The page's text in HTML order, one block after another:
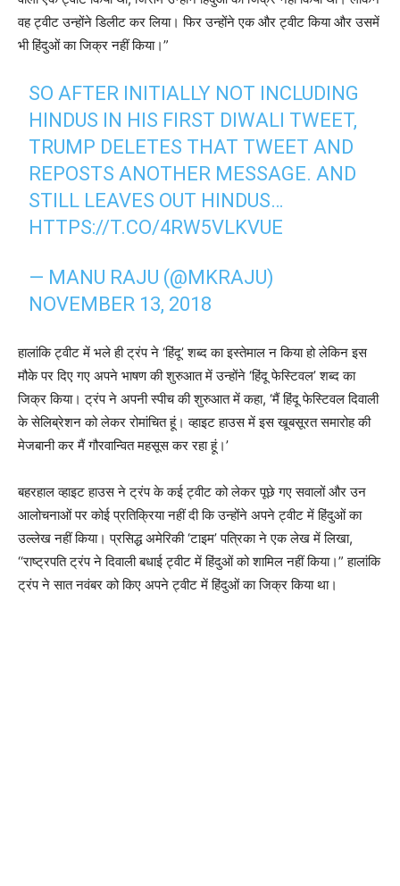
वह ट्वीट उन्होंने डिलीट कर लिया। फिर उन्होंने एक और ट्वीट किया और उसमें
भी हिंदुओं का जिक्र नहीं किया।”
SO AFTER INITIALLY NOT INCLUDING
HINDUS IN HIS FIRST DIWALI TWEET,
TRUMP DELETES THAT TWEET AND
REPOSTS ANOTHER MESSAGE. AND
STILL LEAVES OUT HINDUS…
HTTPS://T.CO/4RW5VLKVUE
— MANU RAJU (@MKRAJU)
NOVEMBER 13, 2018
हालांकि ट्वीट में भले ही ट्रंप ने ‘हिंदू’ शब्द का इस्तेमाल न किया हो लेकिन इस
मौके पर दिए गए अपने भाषण की शुरुआत में उन्होंने ‘हिंदू फेस्टिवल’ शब्द का
जिक्र किया। ट्रंप ने अपनी स्पीच की शुरुआत में कहा, ‘मैं हिंदू फेस्टिवल दिवाली
के सेलिब्रेशन को लेकर रोमांचित हूं। व्हाइट हाउस में इस खूबसूरत समारोह की
मेजबानी कर मैं गौरवान्वित महसूस कर रहा हूं।’
बहरहाल व्हाइट हाउस ने ट्रंप के कई ट्वीट को लेकर पूछे गए सवालों और उन
आलोचनाओं पर कोई प्रतिक्रिया नहीं दी कि उन्होंने अपने ट्वीट में हिंदुओं का
उल्लेख नहीं किया। प्रसिद्ध अमेरिकी ‘टाइम’ पत्रिका ने एक लेख में लिखा,
‘‘राष्ट्रपति ट्रंप ने दिवाली बधाई ट्वीट में हिंदुओं को शामिल नहीं किया।” हालांकि
ट्रंप ने सात नवंबर को किए अपने ट्वीट में हिंदुओं का जिक्र किया था।